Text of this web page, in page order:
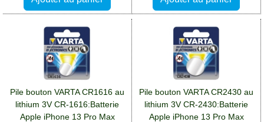
Pile bouton VARTA CR1616 au
lithium 3V CR-1616:Batterie
Apple iPhone 13 Pro Max
Pile bouton VARTA CR2430 au
lithium 3V CR-2430:Batterie
Apple iPhone 13 Pro Max